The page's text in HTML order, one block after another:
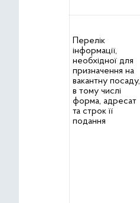
Перелік
інформації,
необхідної для
призначення на
вакантну посаду,
в тому числі
форма, адресат
та строк її
подання